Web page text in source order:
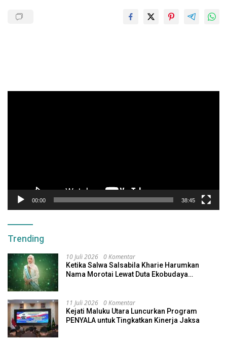
00:00 38:45
Trending
10 Juli 2026 0 Komentar
Ketika Salwa Salsabila Kharie Harumkan
Nama Morotai Lewat Duta Ekobudaya
11 Juli 2026 0 Komentar
Kejati Maluku Utara Luncurkan Program
PENYALA untuk Tingkatkan Kinerja Jaksa